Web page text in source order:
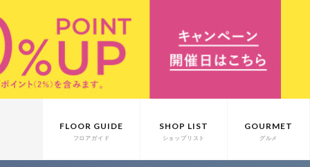
FLOOR GUIDE
フロアガイド
SHOP LIST
ショップリスト
GOURMET
グルメ